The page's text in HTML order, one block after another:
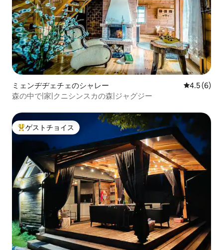
ミェンヂヂェチェのシャレー レビュー6
4.5 (6)
森の中で|家|クニシンスカの森|ジャグジー
大好評のゲストチョイスです。
ゲストチョイス